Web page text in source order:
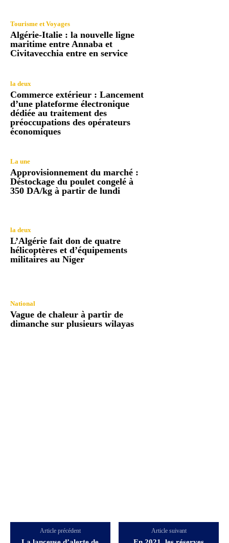
Tourisme et Voyages
Algérie-Italie : la nouvelle ligne
maritime entre Annaba et
Civitavecchia entre en service
la deux
Commerce extérieur : Lancement
d’une plateforme électronique
dédiée au traitement des
préoccupations des opérateurs
économiques
La une
Approvisionnement du marché :
Déstockage du poulet congelé à
350 DA/kg à partir de lundi
la deux
L’Algérie fait don de quatre
hélicoptères et d’équipements
militaires au Niger
National
Vague de chaleur à partir de
dimanche sur plusieurs wilayas
Article précédent Article suivant